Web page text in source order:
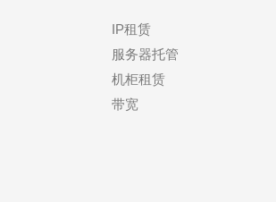
IP租赁
服务器托管
机柜租赁
带宽